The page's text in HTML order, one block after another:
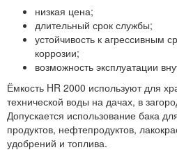
низкая цена;
длительный срок службы;
устойчивость к агрессивным
коррозии;
возможность эксплуатации
Ёмкость HR 2000 используют для
технической воды на дачах, в
Допускается использование бака
продуктов, нефтепродуктов,
удобрений и топлива.